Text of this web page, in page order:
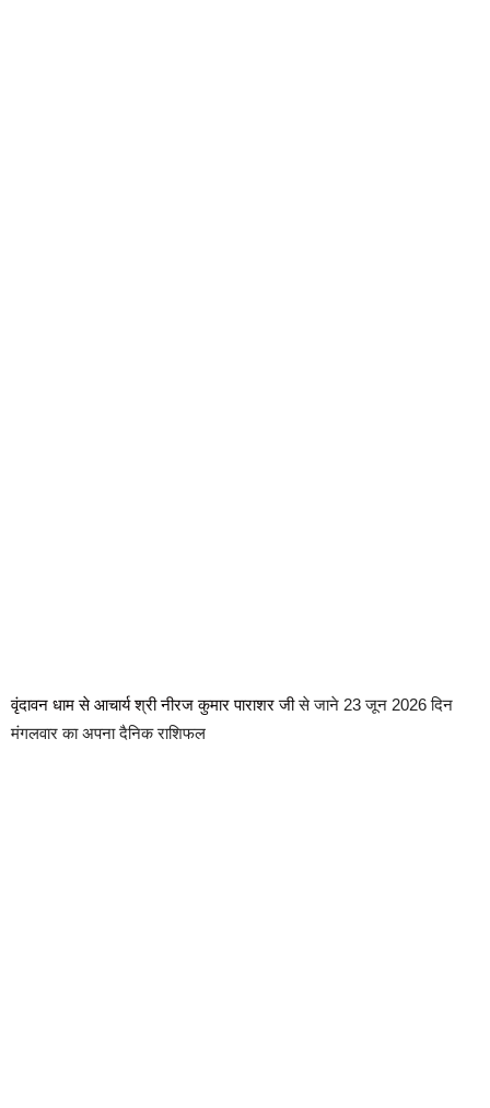
वृंदावन धाम से आचार्य श्री नीरज कुमार पाराशर जीसे जाने 23 जून 2026 दिन
मंगलवार का अपना दैनिक राशिफल